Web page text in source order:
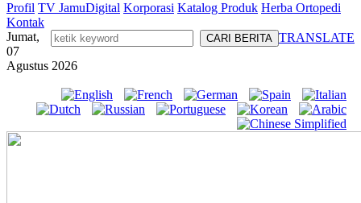
Profil TV JamuDigital Korporasi Katalog Produk Herba Ortopedi
Kontak
TRANSLATE
Jumat,
07
Agustus 2026